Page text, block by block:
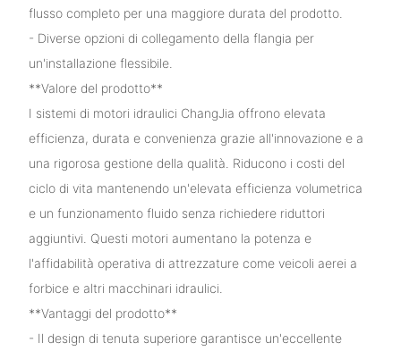
flusso completo per una maggiore durata del prodotto.
- Diverse opzioni di collegamento della flangia per
un'installazione flessibile.
**Valore del prodotto**
I sistemi di motori idraulici ChangJia offrono elevata
efficienza, durata e convenienza grazie all'innovazione e a
una rigorosa gestione della qualità. Riducono i costi del
ciclo di vita mantenendo un'elevata efficienza volumetrica
e un funzionamento fluido senza richiedere riduttori
aggiuntivi. Questi motori aumentano la potenza e
l'affidabilità operativa di attrezzature come veicoli aerei a
forbice e altri macchinari idraulici.
**Vantaggi del prodotto**
- Il design di tenuta superiore garantisce un'eccellente